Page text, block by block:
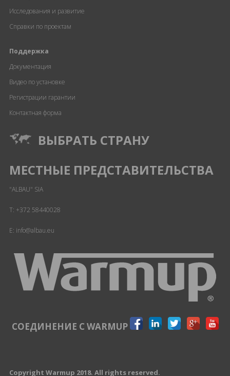
Исследования и развитие
Справки по проектам
Поддержка
Документация
Видео по установке
Регистрации гарантии
Контактная форма
ВЫБРАТЬ СТРАНУ
МЕСТНЫЕ ПРЕДСТАВИТЕЛЬСТВА
"ALBAU" SIA
T: +372 58440028
E: info@albau.eu
СОЕДИНЕНИЕ С WARMUP
Copyright Warmup 2018. All rights reserved.